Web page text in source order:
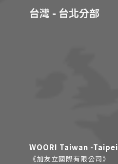
台灣 - 台北分部
WOORI Taiwan -Taipei
《加友立國際有限公司》